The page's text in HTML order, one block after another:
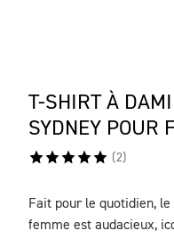
T-SHIRT À
SYDNEY POUR
(2)
DESCRIPTION
Fait pour le quotidien,
femme est audacieux,